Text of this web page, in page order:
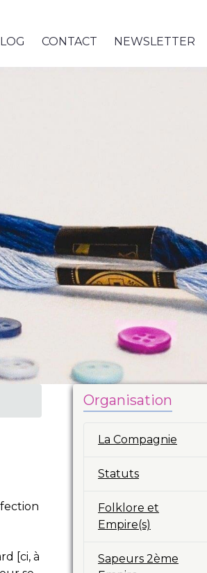
CONTACT NEWSLETTER
[ci, à
Organisation
La Compagnie
Statuts
Folklore et
Empire(s)
Sapeurs 2ème